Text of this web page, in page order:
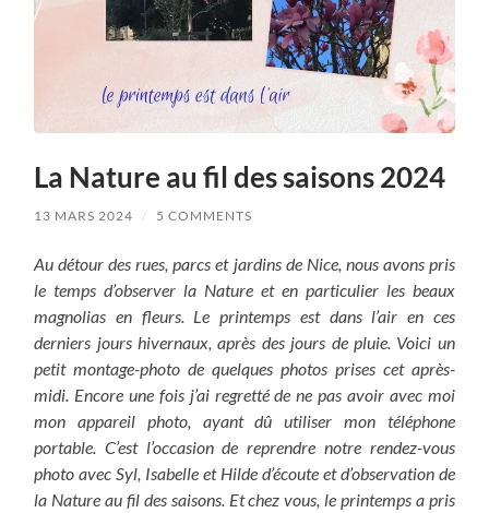
La Nature au fil des saisons 2024
13 MARS 2024 / 5 COMMENTS
Au détour des rues, parcs et jardins de Nice, nous avons pris
le temps d’observer la Nature et en particulier les beaux
magnolias en fleurs. Le printemps est dans l’air en ces
derniers jours hivernaux, après des jours de pluie. Voici un
petit montage-photo de quelques photos prises cet après-
midi. Encore une fois j’ai regretté de ne pas avoir avec moi
mon appareil photo, ayant dû utiliser mon téléphone
portable. C’est l’occasion de reprendre notre rendez-vous
photo avec Syl, Isabelle et Hilde d’écoute et d’observation de
la Nature au fil des saisons. Et chez vous, le printemps a pris